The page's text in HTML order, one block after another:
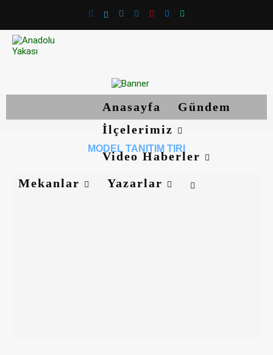
Anasayfa
Gündem
İlçelerimiz
Video Haberler
Mekanlar
Yazarlar
MODEL TANITIM TIRI